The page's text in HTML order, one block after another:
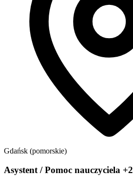
Gdańsk (pomorskie)
Asystent / Pomoc nauczyciela +2